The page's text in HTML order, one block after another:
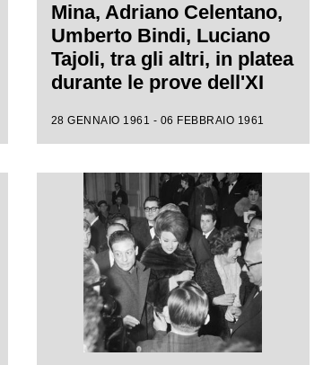
Mina, Adriano Celentano,
Umberto Bindi, Luciano
Tajoli, tra gli altri, in platea
durante le prove dell'XI
28 GENNAIO 1961 - 06 FEBBRAIO 1961